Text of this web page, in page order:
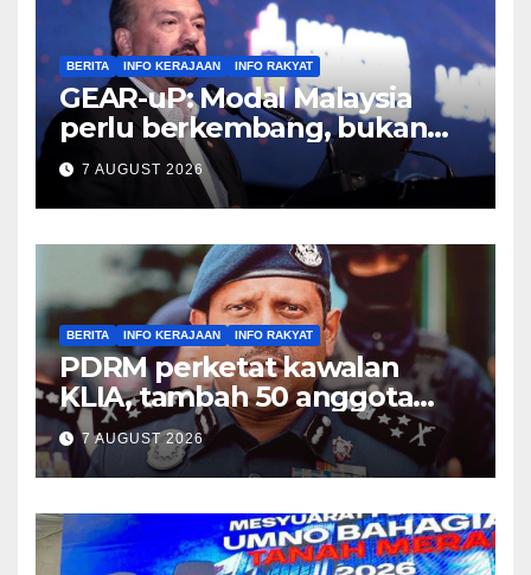
BERITA INFO KERAJAAN INFO RAKYAT
GEAR-uP: Modal Malaysia
perlu berkembang, bukan
sekadar beredar – Amir
Hamzah
7 AUGUST 2026
BERITA INFO KERAJAAN INFO RAKYAT
PDRM perketat kawalan
KLIA, tambah 50 anggota
PGA banteras seludup dadah
– Hussein Omar
7 AUGUST 2026